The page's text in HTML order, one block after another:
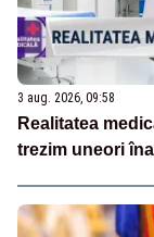
3 aug. 2026, 09:58
Realitatea
trezim uneori